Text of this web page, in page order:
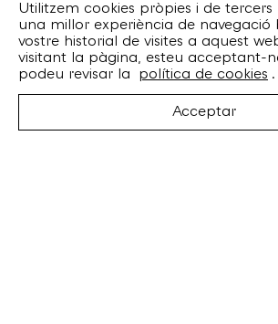
Torrent de l’Olla, 203 Local 1
08012 Barcelona
+34 932 070 164
bankrobber@bankrobber.net
Utilitzem cookies pròpies i de tercers
una millor experiència de navegació
vostre historial de visites a aquest
visitant la pàgina, esteu acceptant-
podeu revisar la
política de cookies .
Acceptar